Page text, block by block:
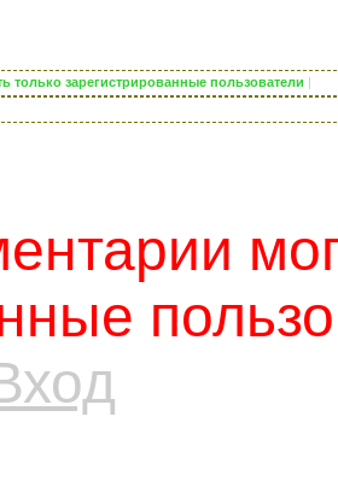
только зарегистрированные пользователи |